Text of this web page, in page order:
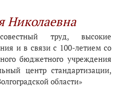
Николаевна
труд, высокие
и в связи с 100-летием со
бюджетного учреждения
центр стандартизации,
области»